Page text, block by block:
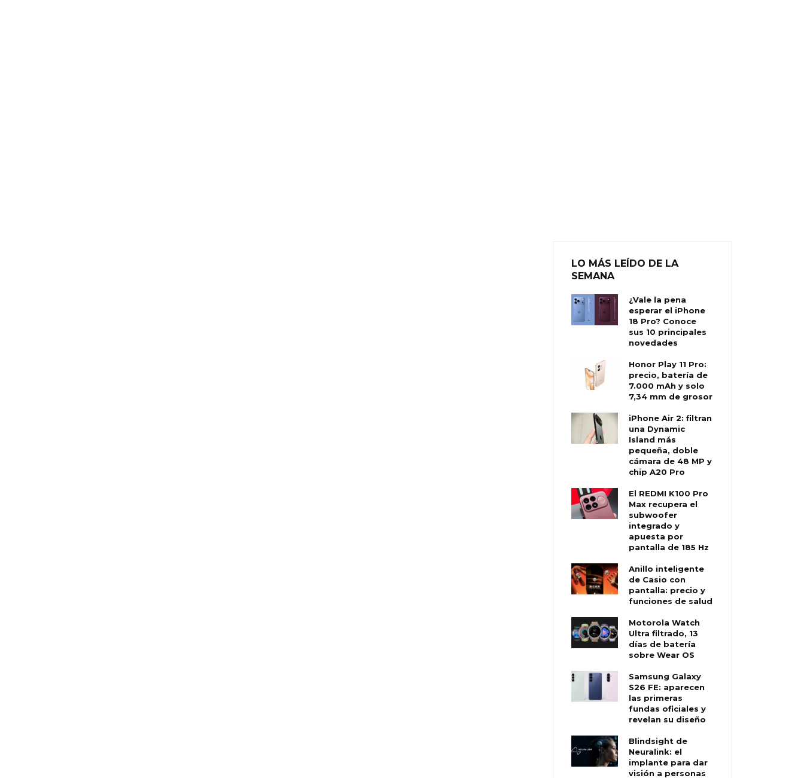
LO MÁS LEÍDO DE LA
SEMANA
¿Vale la pena
esperar el iPhone
18 Pro? Conoce
sus 10 principales
novedades
Honor Play 11 Pro:
precio, batería de
7.000 mAh y solo
7,34 mm de grosor
iPhone Air 2: filtran
una Dynamic
Island más
pequeña, doble
cámara de 48 MP y
chip A20 Pro
El REDMI K100 Pro
Max recupera el
subwoofer
integrado y
apuesta por
pantalla de 185 Hz
Anillo inteligente
de Casio con
pantalla: precio y
funciones de salud
Motorola Watch
Ultra filtrado, 13
días de batería
sobre Wear OS
Samsung Galaxy
S26 FE: aparecen
las primeras
fundas oficiales y
revelan su diseño
Blindsight de
Neuralink: el
implante para dar
visión a personas